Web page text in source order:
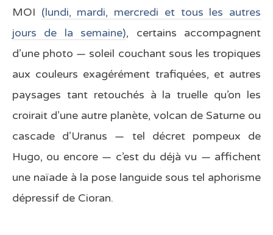
MOI (lundi, mardi, mercredi et tous les autres
jours de la semaine), certains accompagnent
d’une photo — soleil couchant sous les tropiques
aux couleurs exagérément trafiquées, et autres
paysages tant retouchés à la truelle qu’on les
croirait d’une autre planète, volcan de Saturne ou
cascade d’Uranus — tel décret pompeux de
Hugo, ou encore — c’est du déjà vu — affichent
une naïade à la pose languide sous tel aphorisme
dépressif de Cioran.